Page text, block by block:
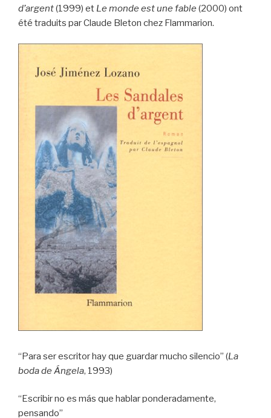
d’argent(1999) et Le monde est une fable (2000) ont
été traduits par Claude Bleton chez Flammarion.
“Para ser escritor hay que guardar mucho silencio” (La
boda de Ángela, 1993)
“Escribir no es más que hablar ponderadamente,
pensando”